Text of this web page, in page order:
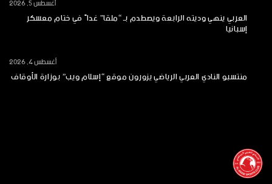
العربي ينهي وديته الرابعة ويصطدم بـ “ملقا” غداً في ختام معسكر
إسبانيا
أغسطس 5, 2026
منتسبو النادي العربي الرياضي يزورون موقع “إسلام ويب” بوزارة الأوقاف
أغسطس 4, 2026